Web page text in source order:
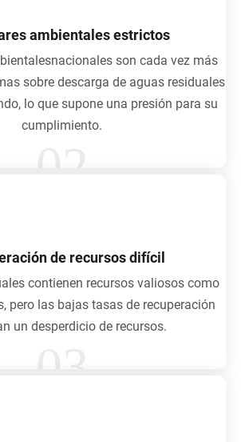
ambientales estrictos
son cada vez más
sobre descarga de aguas residuales
lo que supone una presión para su
cumplimiento.
02
de recursos difícil
contienen recursos valiosos como
pero las bajas tasas de recuperación
un desperdicio de recursos.
03